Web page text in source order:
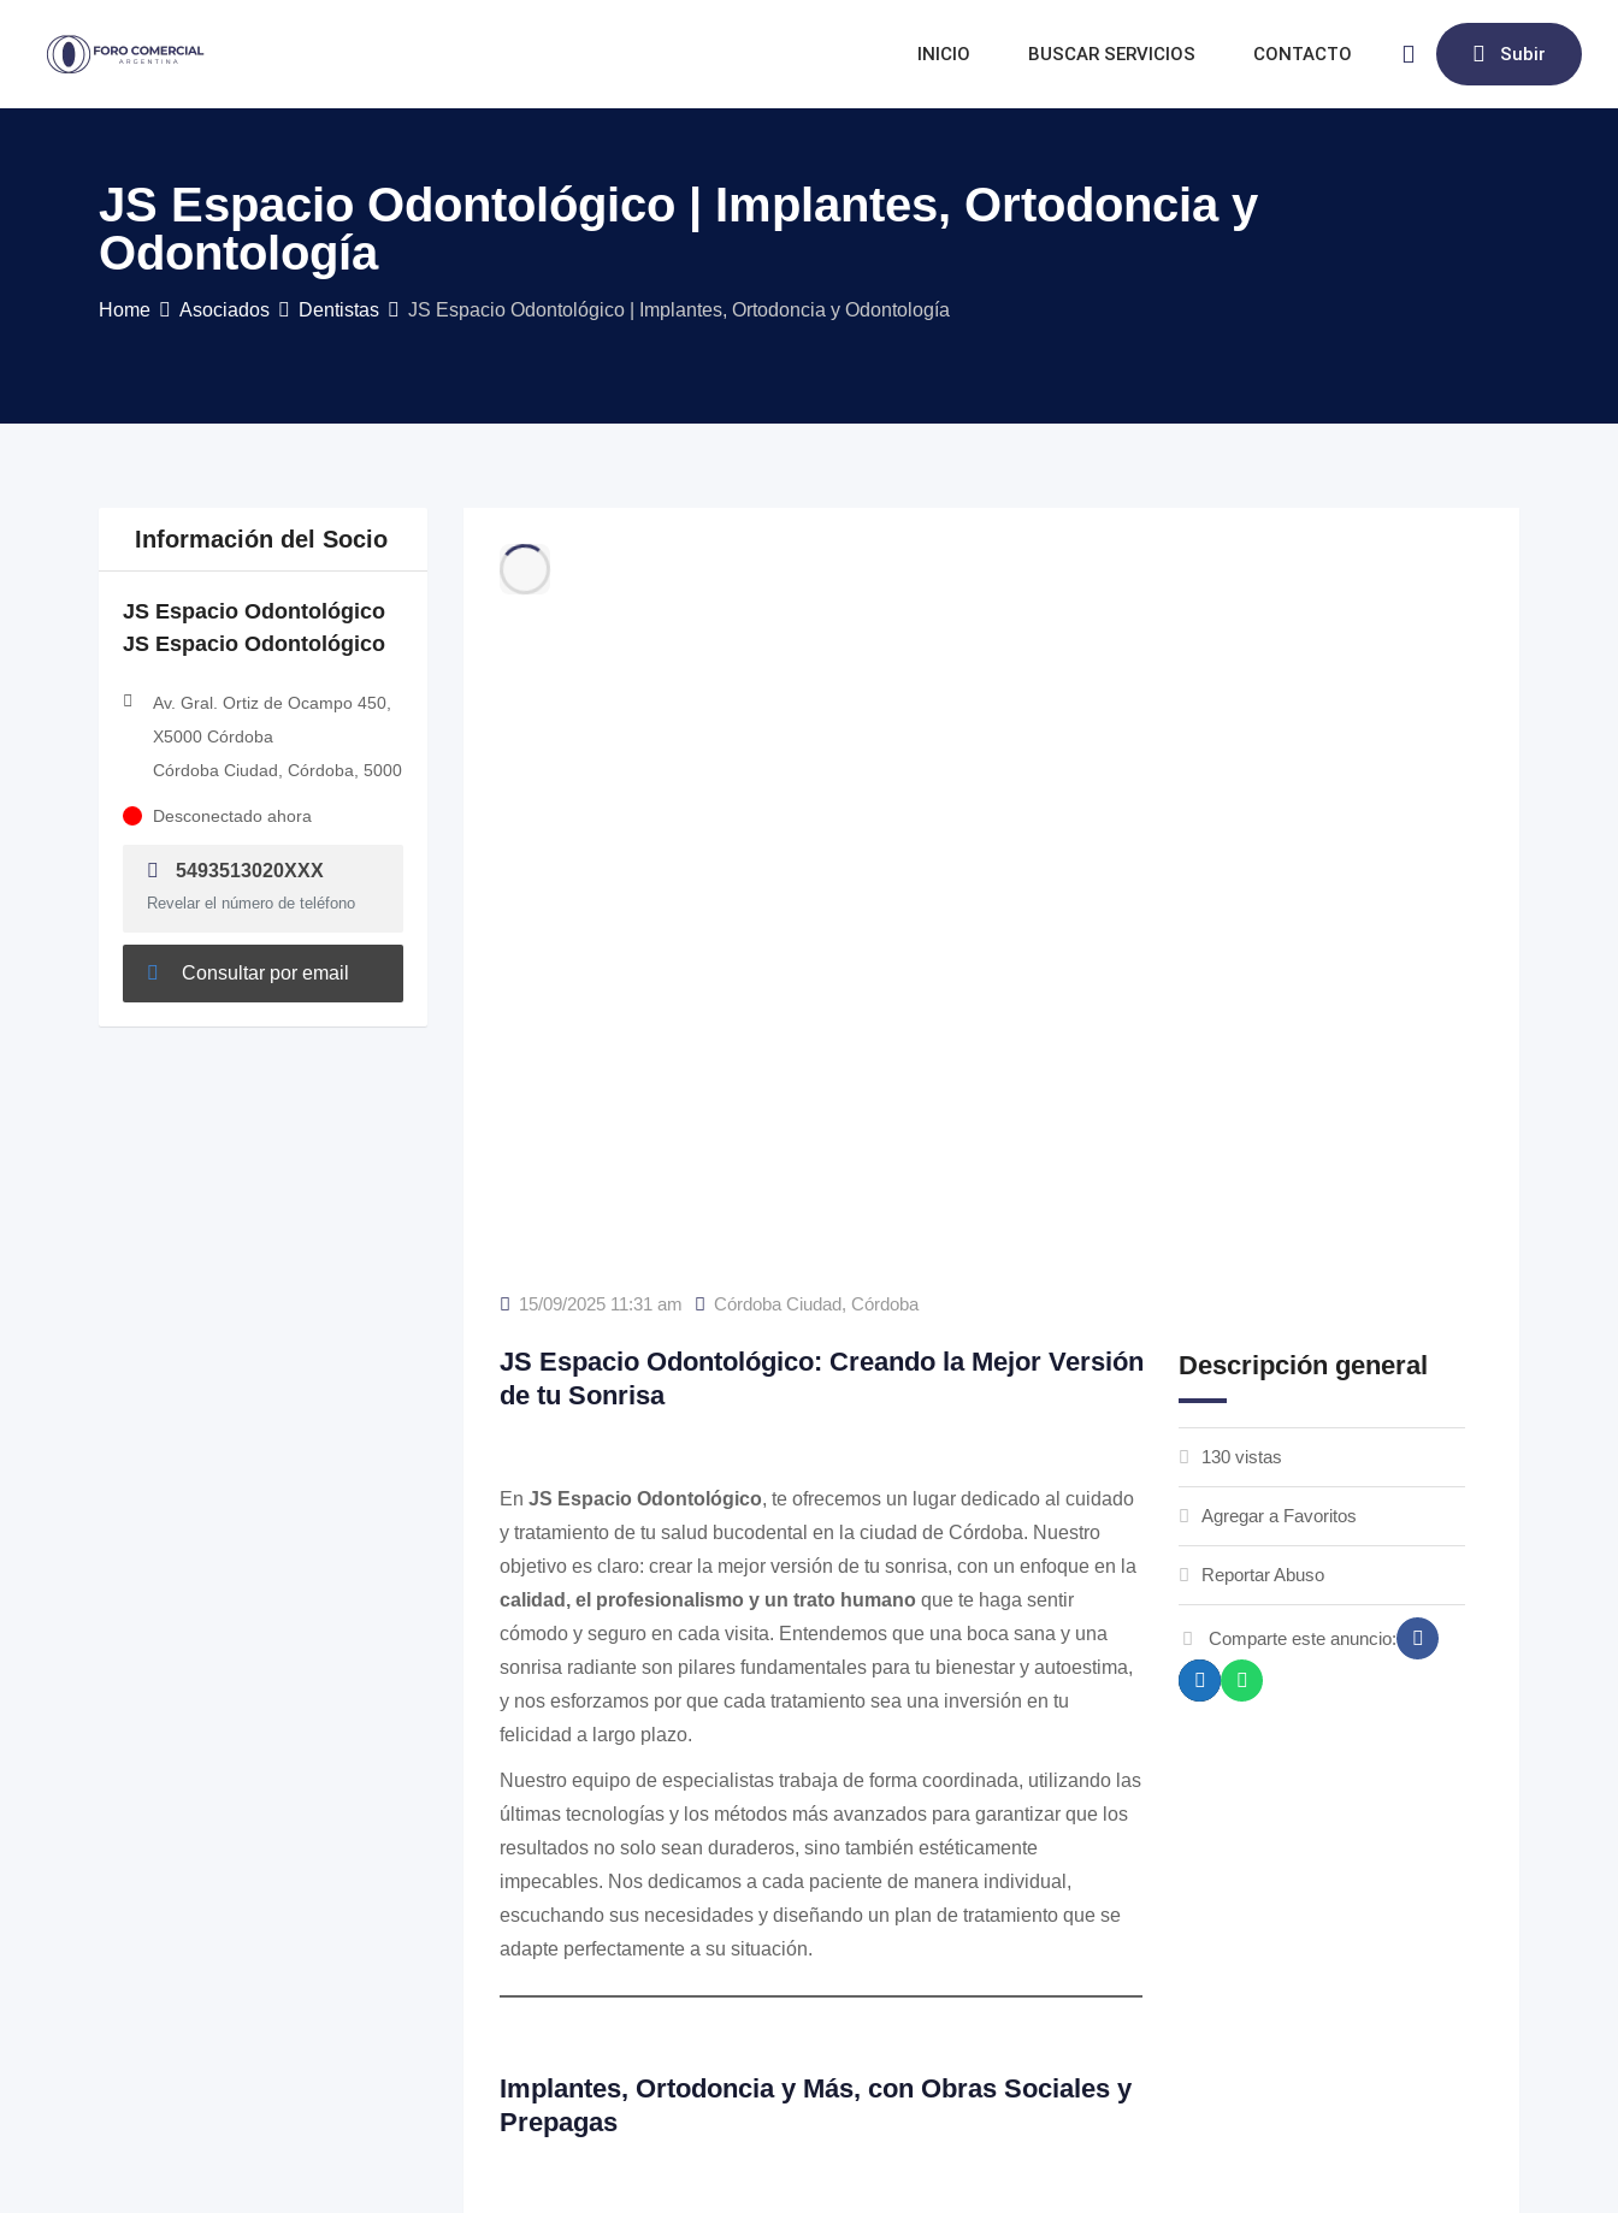
Subir
INICIO BUSCAR SERVICIOS CONTACTO
JS Espacio Odontológico | Implantes, Ortodoncia y
Odontología
Home Asociados Dentistas JS Espacio Odontológico | Implantes, Ortodoncia y Odontología
Información del Socio
JS Espacio Odontológico
JS Espacio Odontológico
Av. Gral. Ortiz de Ocampo 450,
X5000 Córdoba
Córdoba Ciudad, Córdoba, 5000
Desconectado ahora
5493513020XXX
Revelar el número de teléfono
Consultar por email
15/09/2025 11:31 am Córdoba Ciudad, Córdoba
JS Espacio Odontológico: Creando la Mejor Versión
de tu Sonrisa
En JS Espacio Odontológico, te ofrecemos un lugar dedicado al cuidado
y tratamiento de tu salud bucodental en la ciudad de Córdoba. Nuestro
objetivo es claro: crear la mejor versión de tu sonrisa, con un enfoque en la
calidad, el profesionalismo y un trato humano que te haga sentir
cómodo y seguro en cada visita. Entendemos que una boca sana y una
sonrisa radiante son pilares fundamentales para tu bienestar y autoestima,
y nos esforzamos por que cada tratamiento sea una inversión en tu
felicidad a largo plazo.
Nuestro equipo de especialistas trabaja de forma coordinada, utilizando las
últimas tecnologías y los métodos más avanzados para garantizar que los
resultados no solo sean duraderos, sino también estéticamente
impecables. Nos dedicamos a cada paciente de manera individual,
escuchando sus necesidades y diseñando un plan de tratamiento que se
adapte perfectamente a su situación.
Implantes, Ortodoncia y Más, con Obras Sociales y
Prepagas
Descripción general
130 vistas
Agregar a Favoritos
Reportar Abuso
Comparte este anuncio: